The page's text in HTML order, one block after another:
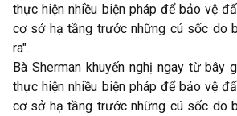
thực hiện nhiều biện pháp để bảo vệ
cơ sở hạ tầng trước những cú sốc do
ra".
Bà Sherman khuyến nghị ngay từ bây
thực hiện nhiều biện pháp để bảo vệ
cơ sở hạ tầng trước những cú sốc do